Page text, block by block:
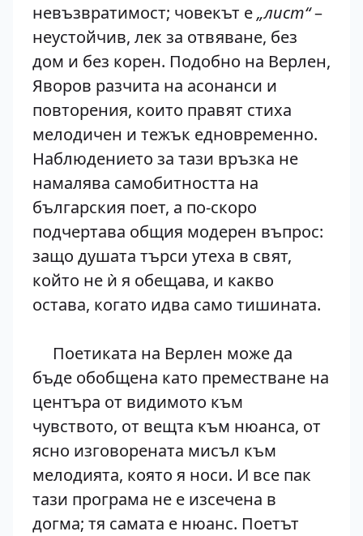
невъзвратимост; човекът е„лист“–
неустойчив, лек за отвяване, без
дом и без корен. Подобно на Верлен,
Яворов разчита на асонанси и
повторения, които правят стиха
мелодичен и тежък едновременно.
Наблюдението за тази връзка не
намалява самобитността на
българския поет, а по-скоро
подчертава общия модерен въпрос:
защо душата търси утеха в свят,
който не ѝ я обещава, и какво
остава, когато идва само тишината.
Поетиката на Верлен може да
бъде обобщена като преместване на
центъра от видимото към
чувството, от вещта към нюанса, от
ясно изговорената мисъл към
мелодията, която я носи. И все пак
тази програма не е изсечена в
догма; тя самата е нюанс. Поетът